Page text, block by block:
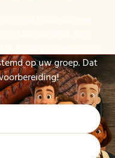
op uw groep. Dat